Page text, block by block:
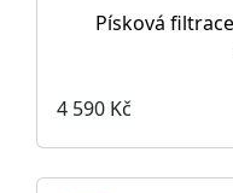
Písková
4 590 Kč